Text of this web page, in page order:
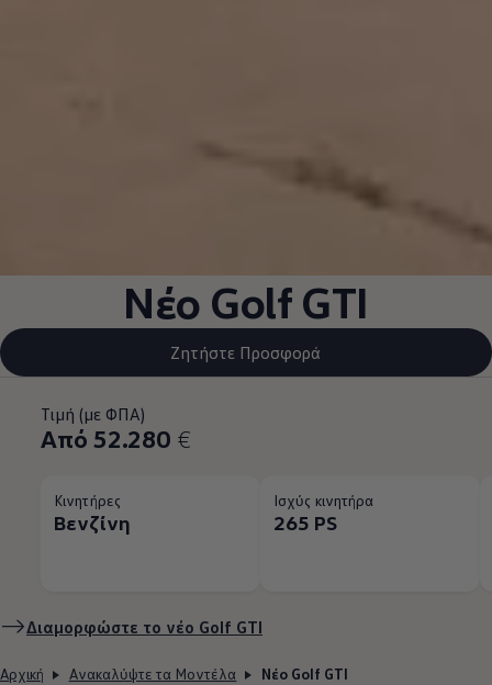
Nέο Golf GTI
Ζητήστε Προσφορά
Τιμή (με ΦΠΑ)
Από 52.280 €
Κινητήρες
Βενζίνη
Ισχύς κινητήρα
265 PS
Διαμορφώστε το νέο Golf GTI
Αρχική Ανακαλύψτε τα Μοντέλα Νέο Golf GTI